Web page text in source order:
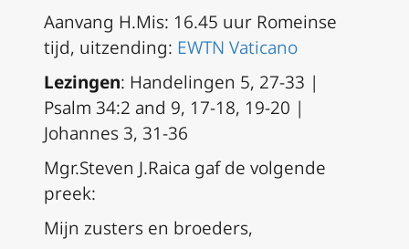
Aanvang H.Mis: 16.45 uur Romeinse
tijd, uitzending: EWTN Vaticano
Lezingen: Handelingen 5, 27-33 |
Psalm 34:2 and 9, 17-18, 19-20 |
Johannes 3, 31-36
Mgr.Steven J.Raica gaf de volgende
preek:
Mijn zusters en broeders,